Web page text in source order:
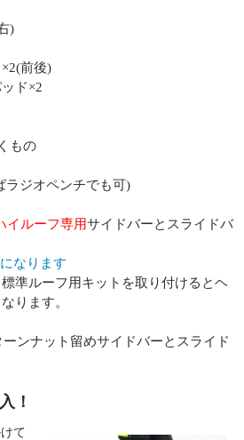
)
前後)
ド×2
もの
ラジオペンチでも可)
イルーフ専用サイドバーとスライドバ
なります
準ルーフ用キットを取り付けるとヘ
ります。
ンナット留めサイドバーとスライド
！
て